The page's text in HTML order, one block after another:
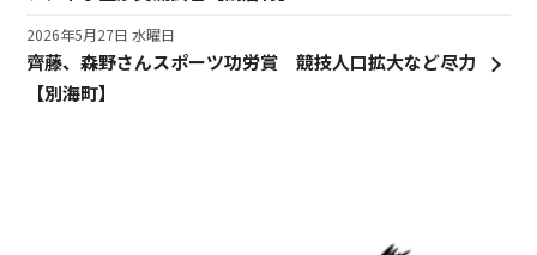
齊藤、森野さんスポーツ功労賞 競技人口拡大など尽力
【別海町】
2026年5月27日 水曜日